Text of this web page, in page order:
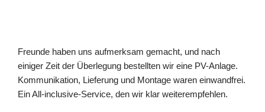
Freunde haben uns aufmerksam gemacht, und nach
einiger Zeit der Überlegung bestellten wir eine PV-Anlage.
Kommunikation, Lieferung und Montage waren einwandfrei.
Ein All-inclusive-Service, den wir klar weiterempfehlen.